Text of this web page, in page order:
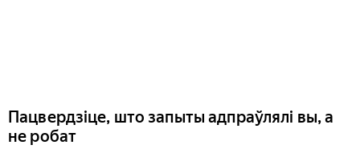
Пацвердзіце, што запыты адпраўлялі вы, а
не робат